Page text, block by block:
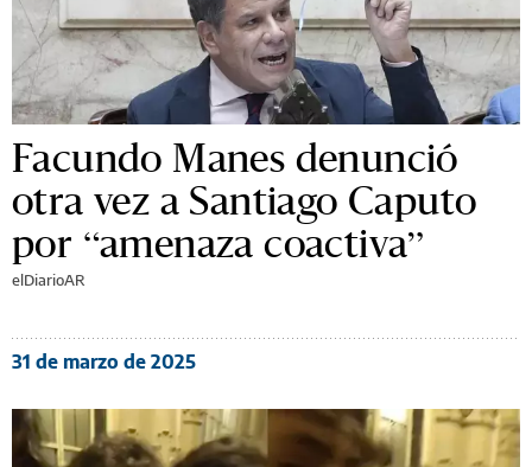
Facundo Manes denunció
otra vez a Santiago Caputo
por “amenaza coactiva”
elDiarioAR
31 de marzo de 2025